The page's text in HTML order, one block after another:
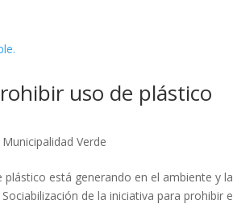
uso de plástico
Municipalidad Verde
está generando en el ambiente y la
de la iniciativa para prohibir